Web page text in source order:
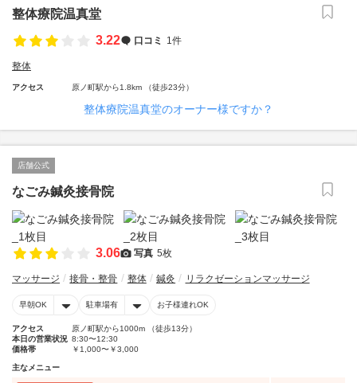
整体療院温真堂
3.22
口コミ 1件
整体
アクセス 原ノ町駅から1.8km （徒歩23分）
整体療院温真堂のオーナー様ですか？
店舗公式
なごみ鍼灸接骨院
3.06 写真 5枚
マッサージ 接骨・整骨 整体 鍼灸 リラクゼーションマッサージ
早朝OK 駐車場有 お子様連れOK
アクセス
原ノ町駅から1000m （徒歩13分）
本日の営業状況 8:30〜12:30
価格帯
￥1,000〜￥3,000
主なメニュー